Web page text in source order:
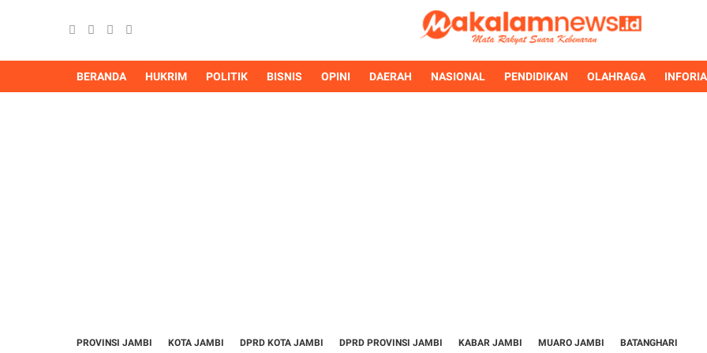
BERANDA HUKRIM POLITIK BISNIS OPINI DAERAH NASIONAL PENDIDIKAN OLAHRAGA
PROVINSI JAMBI KOTA JAMBI DPRD KOTA JAMBI DPRD PROVINSI JAMBI KABAR JAMBI MUARO JAMBI BATANGHARI